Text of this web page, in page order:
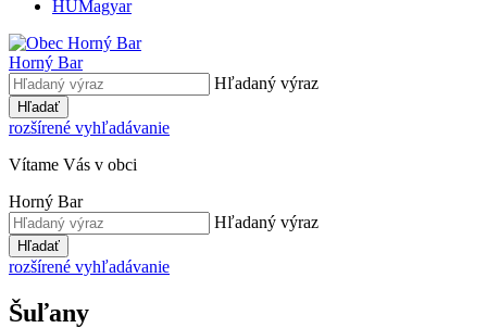
HUMagyar
Horný Bar
Hľadaný výraz
Hľadať
rozšírené vyhľadávanie
Vítame Vás v obci
Horný Bar
Hľadaný výraz
Hľadať
rozšírené vyhľadávanie
Šuľany